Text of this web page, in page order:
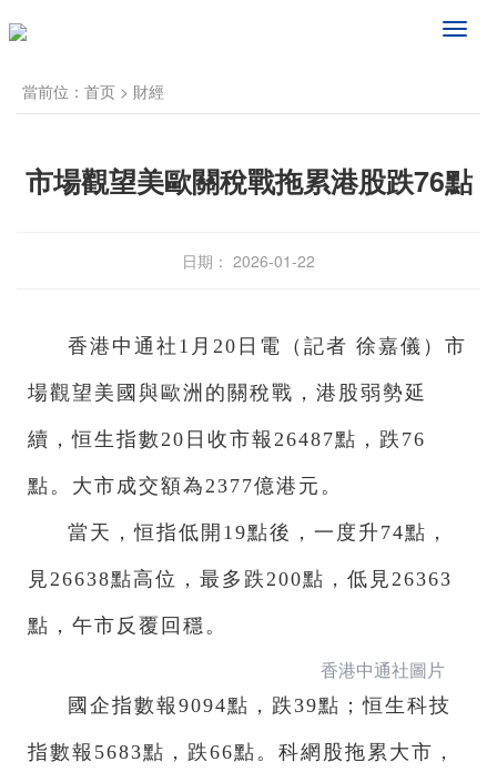
频
當前位： 首页 > 財經
市場觀望美歐關稅戰拖累港股跌76點
日期： 2026-01-22
香港中通社1月20日電（記者 徐嘉儀）市
場觀望美國與歐洲的關稅戰，港股弱勢延
續，恒生指數20日收市報26487點，跌76
點。大市成交額為2377億港元。
當天，恒指低開19點後，一度升74點，
見26638點高位，最多跌200點，低見26363
點，午市反覆回穩。
香港中通社圖片
國企指數報9094點，跌39點；恒生科技
指數報5683點，跌66點。科網股拖累大市，